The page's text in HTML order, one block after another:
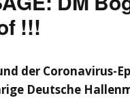
!!!
der Coronavirus-
Deutsche